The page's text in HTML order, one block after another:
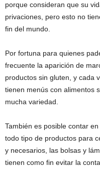
porque consideran que su
privaciones, pero esto no
fin del mundo.
Por fortuna para quienes
frecuente la aparición de
productos sin gluten, y cada
tienen menús con alimentos
mucha variedad.
También es posible contar en
todo tipo de productos para
y necesarios, las bolsas y
tienen como fin evitar la